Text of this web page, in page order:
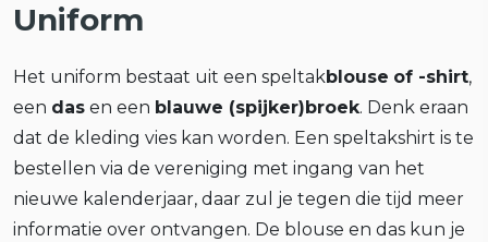
Uniform
Het uniform bestaat uit een speltakblouse of -shirt,
een das en een blauwe (spijker)broek. Denk eraan
dat de kleding vies kan worden. Een speltakshirt is te
bestellen via de vereniging met ingang van het
nieuwe kalenderjaar, daar zul je tegen die tijd meer
informatie over ontvangen. De blouse en das kun je